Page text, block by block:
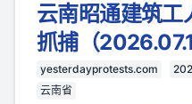
云南昭通建筑工
抓捕（
yesterdayprotests.com
云南省